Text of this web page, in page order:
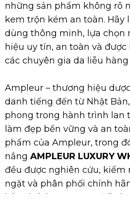
những sản phẩm không rõ
kem trộn kém an toàn. Hãy
dùng thông minh, lựa chọn
hiệu uy tín, an toàn và
các chuyên gia da liễu hàng
Ampleur – thương hiệu
danh tiếng đến từ Nhật
phong trong hành trình lan
làm đẹp bền vững và an
phẩm của Ampleur, trong
nắng AMPLEUR LUXURY
đều được nghiên cứu, kiểm
ngặt và phân phối chính
bảo chất lượng tuyệt đối